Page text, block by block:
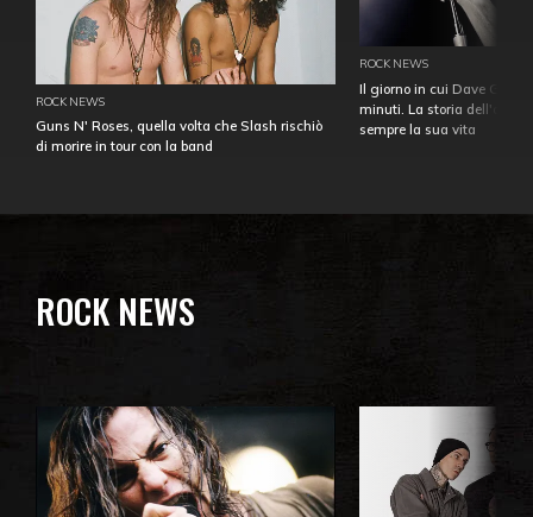
ROCK NEWS
Guns N' Roses, quella volta che Slash rischiò
di morire in tour con la band
ROCK NEWS
Il giorno in cui Dave
minuti. La storia
sempre la sua vita
ROCK NEWS